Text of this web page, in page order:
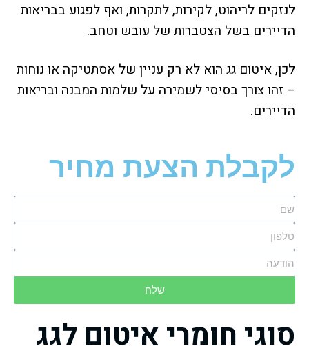
לנזקים לריהוט, לקירות, לתקרות, ואף לפגוע בבריאות
הדיירים בשל הצטברות של עובש וטחב.
לכן, איטום גג הוא לא רק עניין של אסתטיקה או נוחות
– זהו צורך בסיסי לשמירה על שלמות המבנה ובריאות
הדיירים.
לקבלת הצעת מחיר
שלח
סוגי חומרי איטום לגג